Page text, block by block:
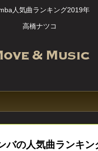
人気曲ランキング2019年
高橋ナツコ
バの人気曲ランキン